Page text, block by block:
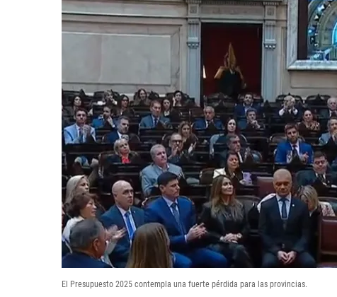
El Presupuesto 2025 contempla una fuerte pérdida para las provincias.